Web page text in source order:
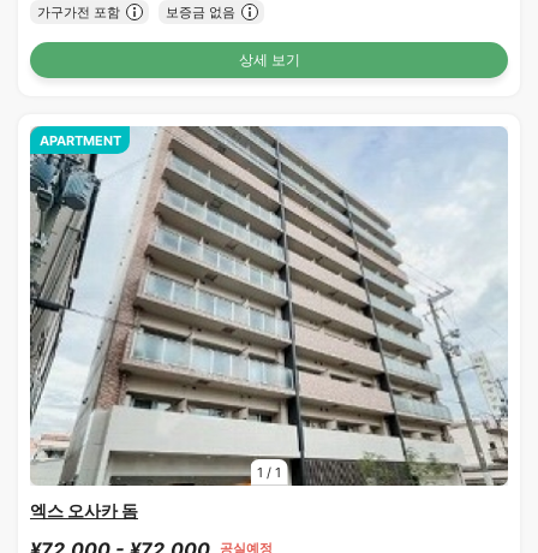
가구가전 포함 보증금 없음
상세 보기
1 / 1
APARTMENT
엑스 오사카 돔
공실예정